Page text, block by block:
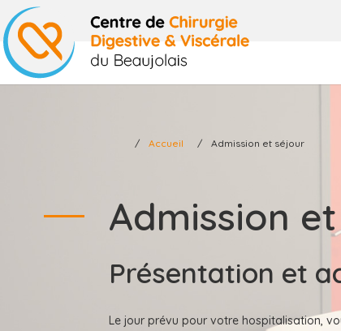
Accueil Admission et séjour
Admission
Présentation et
Le jour prévu pour votre hospitalisation,